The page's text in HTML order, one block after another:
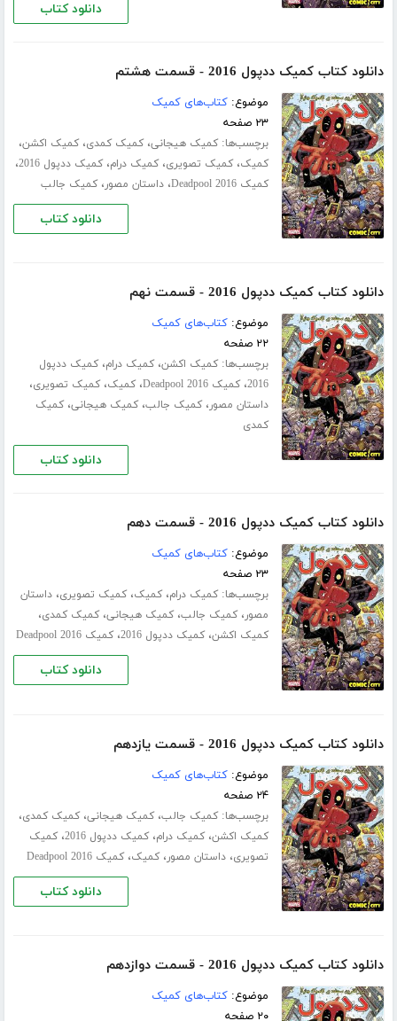
دانلود کتاب
دانلود کتاب کمیک ددپول 2016 - قسمت هشتم
موضوع:کتاب‌های کمیک
۲۳ صفحه
برچسب‌ها:کمیک هیجانی،کمیک کمدی،کمیک اکشن،
کمیک،کمیک تصویری،کمیک درام،کمیک ددپول 2016 ،
کمیک Deadpool 2016 ،داستان مصور،کمیک جالب
دانلود کتاب
دانلود کتاب کمیک ددپول 2016 - قسمت نهم
موضوع:کتاب‌های کمیک
۲۲ صفحه
برچسب‌ها:کمیک اکشن،کمیک درام،کمیک ددپول
2016،کمیک Deadpool 2016 ،کمیک،کمیک تصویری،
داستان مصور،کمیک جالب،کمیک هیجانی،کمیک
کمدی
دانلود کتاب
دانلود کتاب کمیک ددپول 2016 - قسمت دهم
موضوع:کتاب‌های کمیک
۲۳ صفحه
برچسب‌ها:کمیک درام،کمیک،کمیک تصویری،داستان
مصور،کمیک جالب،کمیک هیجانی،کمیک کمدی،
کمیک اکشن،کمیک ددپول 2016 ،کمیک Deadpool 2016
دانلود کتاب
دانلود کتاب کمیک ددپول 2016 - قسمت یازدهم
موضوع:کتاب‌های کمیک
۲۴ صفحه
برچسب‌ها:کمیک جالب،کمیک هیجانی،کمیک کمدی،
کمیک اکشن،کمیک درام،کمیک ددپول 2016 ،کمیک
تصویری،داستان مصور،کمیک،کمیک Deadpool 2016
دانلود کتاب
دانلود کتاب کمیک ددپول 2016 - قسمت دوازدهم
موضوع:کتاب‌های کمیک
۲۰ صفحه